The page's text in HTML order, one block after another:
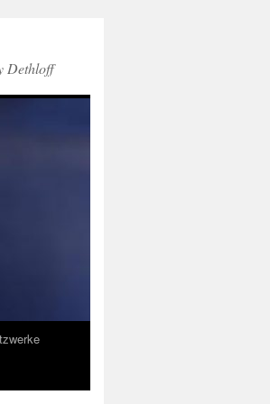
Dethloff